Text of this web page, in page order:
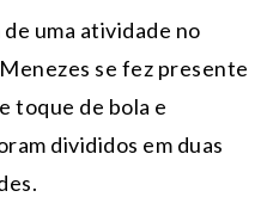
uma atividade no
se fez presente
toque de bola e
divididos em duas